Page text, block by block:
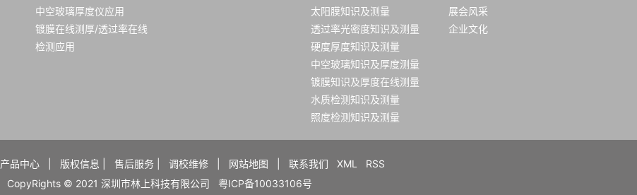
中空玻璃厚度仪应用
镀膜在线测厚/透过率在线
检测应用
太阳膜知识及测量
透过率光密度知识及测量
硬度厚度知识及测量
中空玻璃知识及厚度测量
镀膜知识及厚度在线测量
水质检测知识及测量
照度检测知识及测量
展会风采
企业文化
产品中心 版权信息 售后服务 调校维修 网站地图 联系我们 XML
RSS
CopyRights © 2021 深圳市林上科技有限公司 粤ICP备10033106号